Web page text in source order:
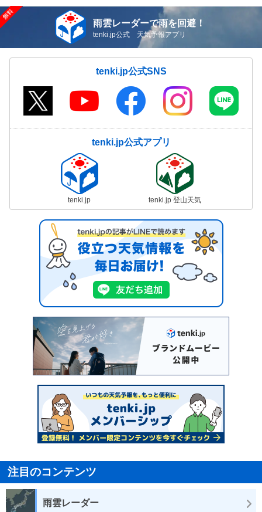
雨雲レーダーで雨を回避！
tenki.jp公式 天気予報アプリ
tenki.jp公式SNS
tenki.jp公式アプリ
tenki.jp tenki.jp 登山天気
注目のコンテンツ
雨雲レーダー